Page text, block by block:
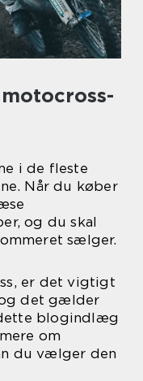
i de fleste
Når du køber
og du skal
sælger.
er det vigtigt
det gælder
blogindlæg
om
du vælger den